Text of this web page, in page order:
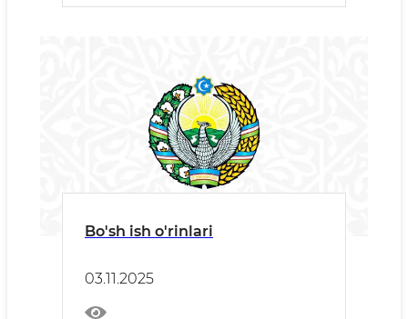
Bo'sh ish o'rinlari
03.11.2025